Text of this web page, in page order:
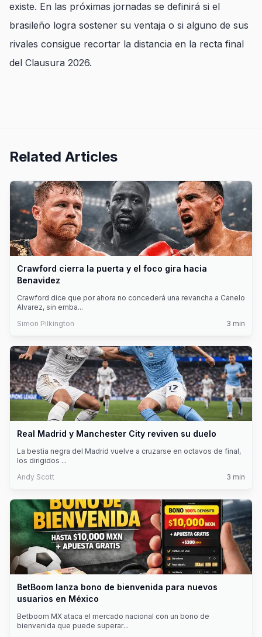
existe. En las próximas jornadas se definirá si el
brasileño logra sostener su ventaja o si alguno de sus
rivales consigue recortar la distancia en la recta final
del Clausura 2026.
Related Articles
Crawford cierra la puerta y el foco gira hacia
Benavidez
Crawford dice que por ahora no concederá una revancha a Canelo
Alvarez, sin emba...
Simon Pilkington
3 min
Real Madrid y Manchester City reviven su duelo
La bestia negra del Madrid vuelve a cruzarse en octavos de final,
los dirigidos ...
Andy Scott
3 min
BetBoom lanza bono de bienvenida para nuevos
usuarios en México
Betboom MX ataca el mercado nacional con un bono de
bienvenida que puede superar...